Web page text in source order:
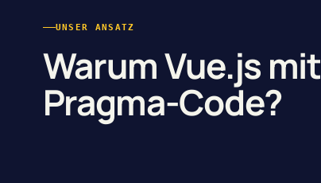
UNSER ANSATZ
Warum Vue.js mit
Pragma-Code?